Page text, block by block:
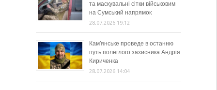
та маскувальні сітки військовим
на Сумський напрямок
28.07.2026 19:12
Кам’янське проведе в останню
путь полеглого захисника Андрія
Кириченка
28.07.2026 14:04